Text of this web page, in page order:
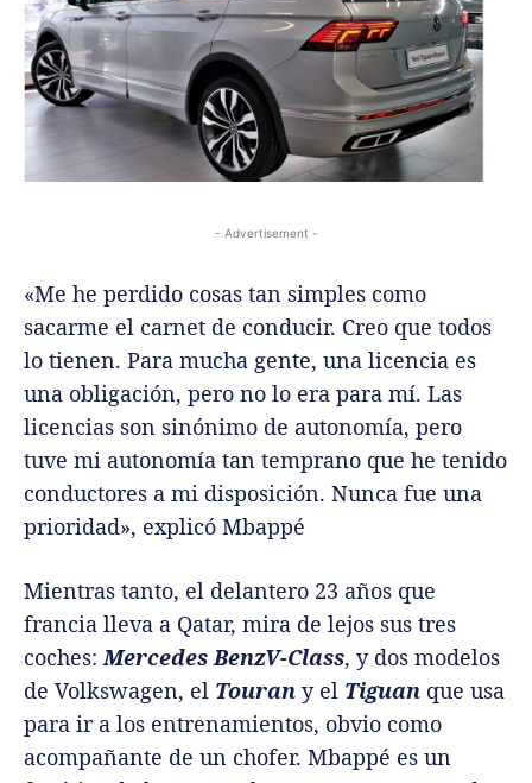
- Advertisement -
«Me he perdido cosas tan simples como
sacarme el carnet de conducir. Creo que todos
lo tienen. Para mucha gente, una licencia es
una obligación, pero no lo era para mí. Las
licencias son sinónimo de autonomía, pero
tuve mi autonomía tan temprano que he tenido
conductores a mi disposición. Nunca fue una
prioridad», explicó Mbappé
Mientras tanto, el delantero 23 años que
francia lleva a Qatar, mira de lejos sus tres
coches:Mercedes BenzV-Class, y dos modelos
de Volkswagen, el Touran y el Tiguan que usa
para ir a los entrenamientos, obvio como
acompañante de un chofer. Mbappé es un